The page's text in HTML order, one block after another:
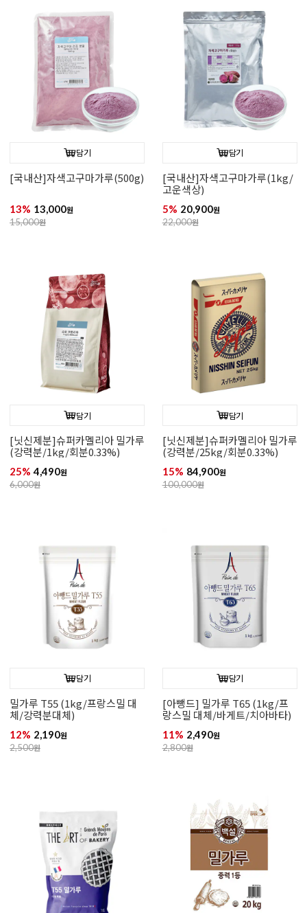
담기
[국내산]자색고구마가루(500g)
13% 13,000원
15,000원
담기
[국내산]자색고구마가루(1kg/
고운색상)
5% 20,900원
22,000원
담기
[닛신제분]슈퍼카멜리아 밀가루
(강력분/1kg/회분0.33%)
25% 4,490원
6,000원
담기
[닛신제분]슈퍼카멜리아 밀가루
(강력분/25kg/회분0.33%)
15% 84,900원
100,000원
담기
밀가루 T55 (1kg/프랑스밀 대
체/강력분대체)
12% 2,190원
2,500원
담기
[아뺑드] 밀가루 T65 (1kg/프
랑스밀 대체/바게트/치아바타)
11% 2,490원
2,800원